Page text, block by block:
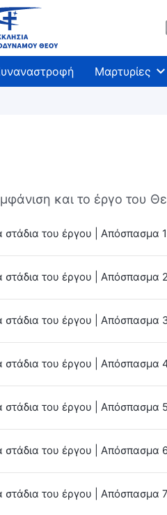
Μαρτυρίες
και το έργο του
στάδια του έργου | Απόσπασμα 1
στάδια του έργου | Απόσπασμα 2
στάδια του έργου | Απόσπασμα
στάδια του έργου | Απόσπασμα
στάδια του έργου | Απόσπασμα 5
στάδια του έργου | Απόσπασμα
στάδια του έργου | Απόσπασμα 7